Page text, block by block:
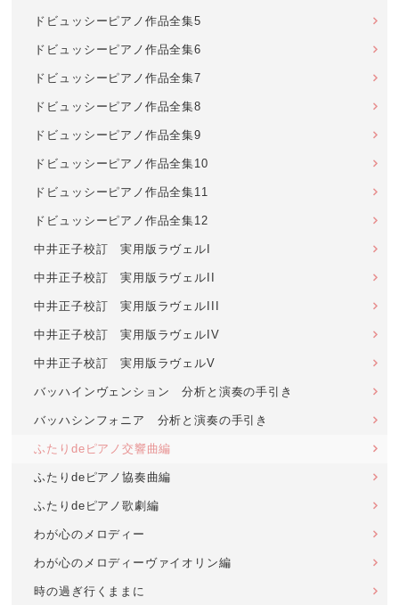
ドビュッシーピアノ作品全集5
ドビュッシーピアノ作品全集6
ドビュッシーピアノ作品全集7
ドビュッシーピアノ作品全集8
ドビュッシーピアノ作品全集9
ドビュッシーピアノ作品全集10
ドビュッシーピアノ作品全集11
ドビュッシーピアノ作品全集12
中井正子校訂 実用版ラヴェルI
中井正子校訂 実用版ラヴェルII
中井正子校訂 実用版ラヴェルIII
中井正子校訂 実用版ラヴェルIV
中井正子校訂 実用版ラヴェルV
バッハインヴェンション 分析と演奏の手引き
バッハシンフォニア 分析と演奏の手引き
ふたりdeピアノ交響曲編
ふたりdeピアノ協奏曲編
ふたりdeピアノ歌劇編
わが心のメロディー
わが心のメロディーヴァイオリン編
時の過ぎ行くままに